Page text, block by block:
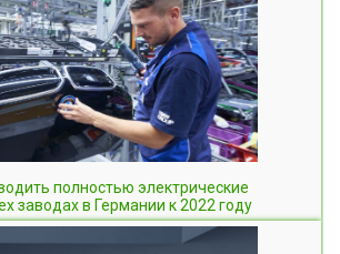
полностью электрические
заводах в Германии к 2022 году